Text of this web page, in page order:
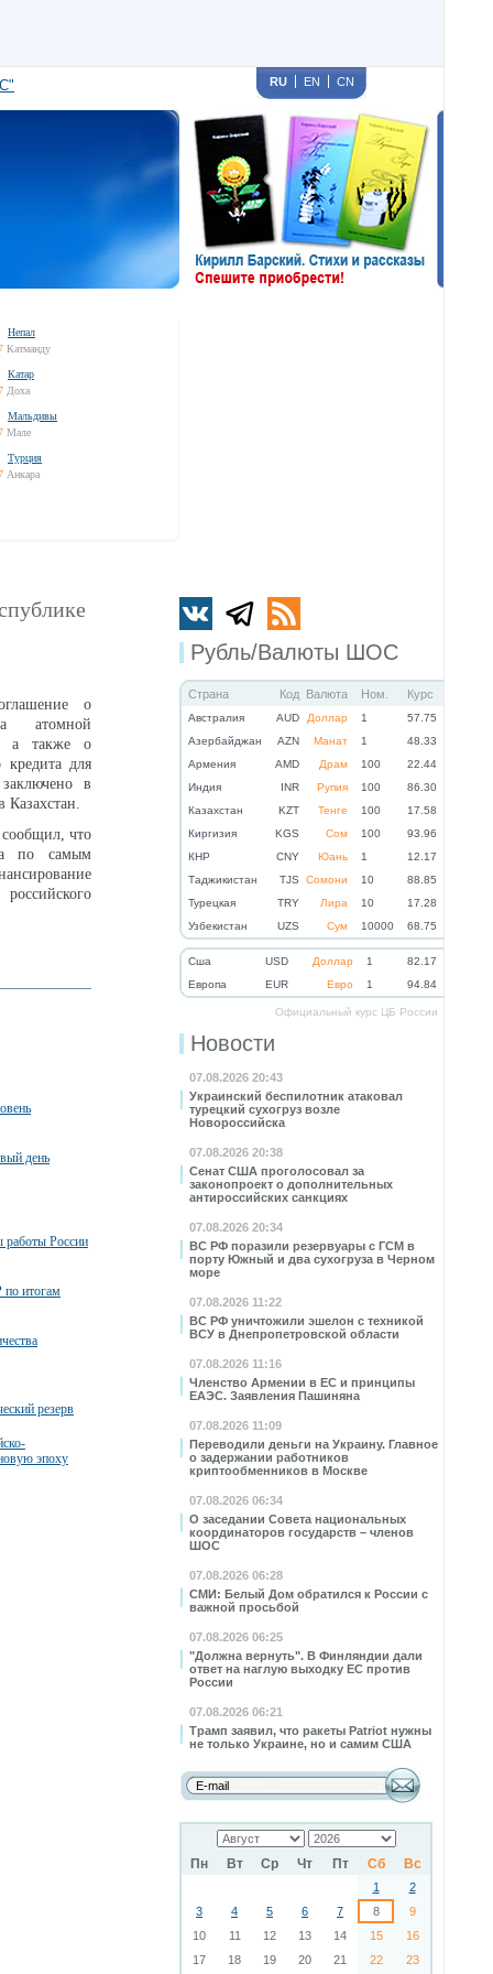
RU EN CN
Непал
Катманду
Катар
Доха
Мальдивы
Мале
Турция
Анкара
Рубль/Валюты ШОС
Страна Код Валюта Ном. Курс
Австралия AUD Доллар 1
57.75
Азербайджан
AZN Манат 1
48.33
Армения
AMD Драм 100
22.44
Индия
INR Рупия 100
86.30
Казахстан
KZT Тенге 100
17.58
Киргизия
KGS Сом 100
93.96
КНР
CNY Юань 1
12.17
Таджикистан
TJS Сомони 10
88.85
Турецкая
TRY Лира 10
17.28
Узбекистан
UZS Сум 10000 68.75
Cша USD Доллар 1
82.17
Eвропа
EUR Евро 1 94.84
Официальный курс ЦБ России
Новости
07.08.2026 20:43
Украинский беспилотник атаковал
турецкий сухогруз возле
Новороссийска
07.08.2026 20:38
Сенат США проголосовал за
законопроект о дополнительных
антироссийских санкциях
07.08.2026 20:34
ВС РФ поразили резервуары с ГСМ в
порту Южный и два сухогруза в Черном
море
07.08.2026 11:22
ВС РФ уничтожили эшелон с техникой
ВСУ в Днепропетровской области
07.08.2026 11:16
Членство Армении в ЕС и принципы
ЕАЭС. Заявления Пашиняна
07.08.2026 11:09
Переводили деньги на Украину. Главное
о задержании работников
криптообменников в Москве
07.08.2026 06:34
О заседании Совета национальных
координаторов государств – членов
ШОС
07.08.2026 06:28
СМИ: Белый Дом обратился к России с
важной просьбой
07.08.2026 06:25
"Должна вернуть". В Финляндии дали
ответ на наглую выходку ЕС против
России
07.08.2026 06:21
Трамп заявил, что ракеты Patriot нужны
не только Украине, но и самим США
Пн Вт Ср Чт Пт Сб Вс
1
2
3
4 5 6 7 8
9
10
11 12 13 14 15
16
17
18 19 20 21 22
23
о
атомной
а также о
кредита для
в
Казахстан.
что
по самым
день
работы России
итогам
резерв
эпоху